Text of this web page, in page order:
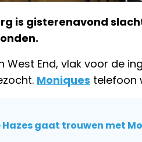
is gisterenavond
West End, vlak voor de
Moniques telefoon
Hazes gaat trouwen met